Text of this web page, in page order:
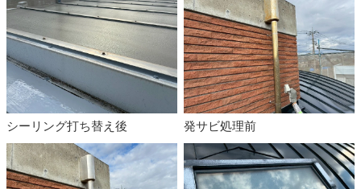
シーリング打ち替え後 発サビ処理前